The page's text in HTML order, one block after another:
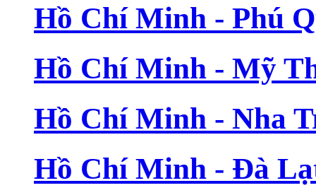
Hồ Chí Minh - Phú
Hồ Chí Minh - Mỹ
Hồ Chí Minh - Nha
Hồ Chí Minh - Đà